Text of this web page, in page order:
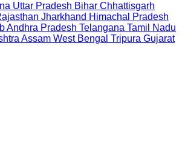
Uttar Pradesh Bihar Chhattisgarh
Jharkhand Himachal Pradesh
Andhra Pradesh Telangana Tamil Nadu
Assam West Bengal Tripura Gujarat